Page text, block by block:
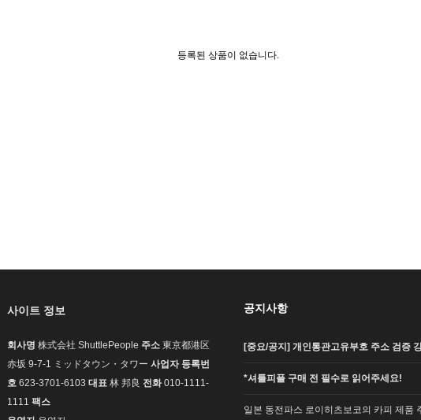
등록된 상품이 없습니다.
사이트 정보
회사명 株式会社 ShuttlePeople 주소 東京都港区
赤坂 9-7-1 ミッドタウン・タワー 사업자 등록번
호 623-3701-6103 대표 林 邦良 전화010-1111-
1111 팩스
공지사항
[중요/공지] 개인통관고유부호 주소 검증
*셔틀피플 구매 전 필수로 읽어주세요!
일본 동전파스 로이히츠보코의 카피 제품